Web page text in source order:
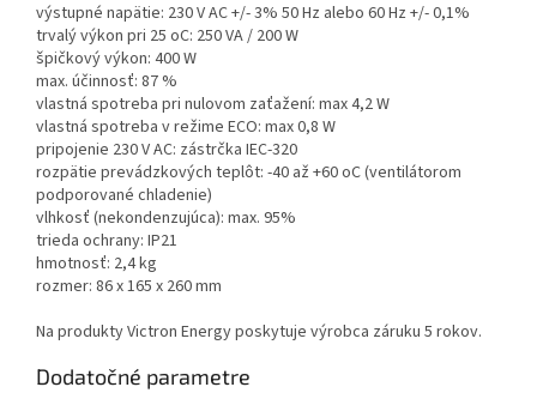
výstupné napätie: 230 V AC +/- 3% 50 Hz alebo 60 Hz +/- 0,1%
trvalý výkon pri 25 oC: 250 VA / 200 W
špičkový výkon: 400 W
max. účinnosť: 87 %
vlastná spotreba pri nulovom zaťažení: max 4,2 W
vlastná spotreba v režime ECO: max 0,8 W
pripojenie 230 V AC: zástrčka IEC-320
rozpätie prevádzkových teplôt: -40 až +60 oC (ventilátorom
podporované chladenie)
vlhkosť (nekondenzujúca): max. 95%
trieda ochrany: IP21
hmotnosť: 2,4 kg
rozmer: 86 x 165 x 260 mm
Na produkty Victron Energy poskytuje výrobca záruku 5 rokov.
Dodatočné parametre